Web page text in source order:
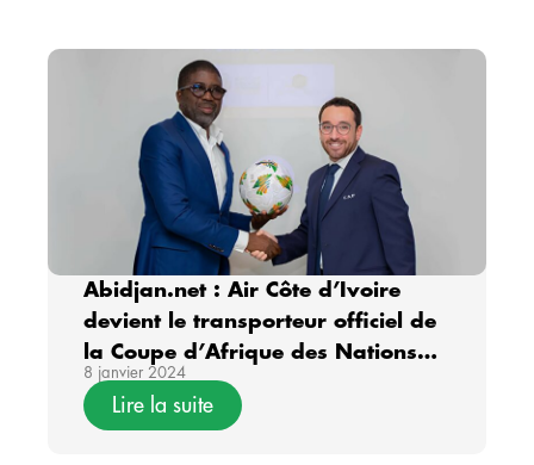
Abidjan.net : Air Côte d’Ivoire
devient le transporteur officiel de
la Coupe d’Afrique des Nations
CAF TotalEnergies Côte d’Ivoire
2023
8 janvier 2024
Lire la suite